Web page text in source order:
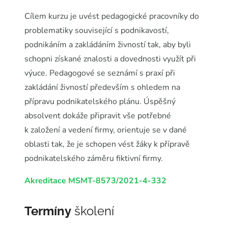
Cílem kurzu je uvést pedagogické pracovníky do
problematiky související s podnikavostí,
podnikáním a zakládáním živností tak, aby byli
schopni získané znalosti a dovednosti využít při
výuce. Pedagogové se seznámí s praxí při
zakládání živností především s ohledem na
přípravu podnikatelského plánu. Úspěšný
absolvent dokáže připravit vše potřebné
k založení a vedení firmy, orientuje se v dané
oblasti tak, že je schopen vést žáky k přípravě
podnikatelského záměru fiktivní firmy.
Akreditace MSMT-8573/2021-4-332
Termíny školení